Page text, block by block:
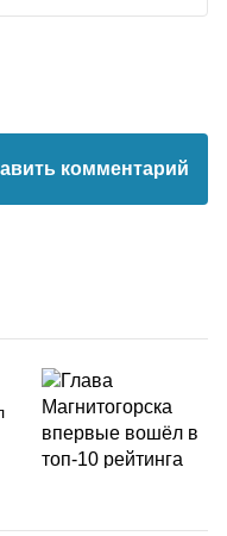
комментарий